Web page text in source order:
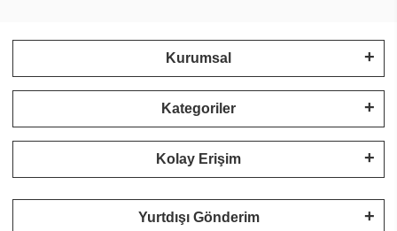
Kurumsal
Kategoriler
Kolay Erişim
Yurtdışı Gönderim